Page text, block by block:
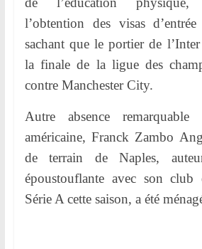
l’obtention des visas
sachant que le portier de
la finale de la ligue des
contre Manchester City.
Autre absence remarquable
américaine, Franck Zambo
de terrain de Naples,
époustouflante avec son
Série A cette saison, a été